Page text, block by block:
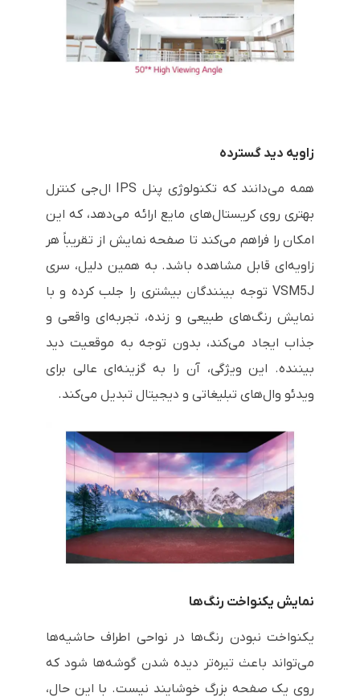
زاویه دید گسترده
همه می‌دانند که تکنولوژی پنل IPS ال‌جی کنترل
بهتری روی کریستال‌های مایع ارائه می‌دهد، که این
امکان را فراهم می‌کند تا صفحه نمایش از تقریباً هر
زاویه‌ای قابل مشاهده باشد. به همین دلیل، سری
VSM5J توجه بینندگان بیشتری را جلب کرده و با
نمایش رنگ‌های طبیعی و زنده، تجربه‌ای واقعی و
جذاب ایجاد می‌کند، بدون توجه به موقعیت دید
بیننده. این ویژگی، آن را به گزینه‌ای عالی برای
ویدئو وال‌های تبلیغاتی و دیجیتال تبدیل می‌کند.
نمایش یکنواخت رنگ‌ها
یکنواخت نبودن رنگ‌ها در نواحی اطراف حاشیه‌ها
می‌تواند باعث تیره‌تر دیده شدن گوشه‌ها شود که
روی یک صفحه بزرگ خوشایند نیست. با این حال،